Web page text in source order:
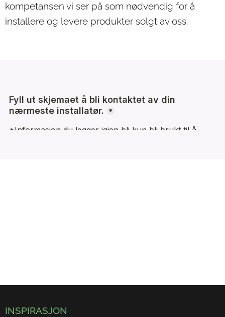
kompetansen vi ser på som nødvendig for å
installere og levere produkter solgt av oss.
INSPIRASJON